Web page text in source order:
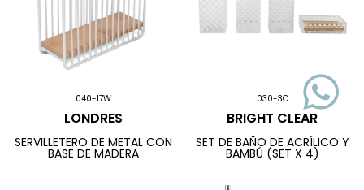
040-17W
LONDRES
SERVILLETERO DE METAL CON
BASE DE MADERA
030-3C
BRIGHT CLEAR
SET DE BAÑO DE ACRÍLICO Y
BAMBÚ (SET X 4)